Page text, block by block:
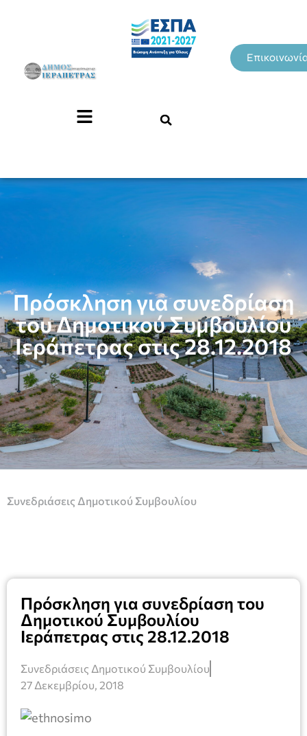
Πρόσκληση για συνεδρίαση
του Δημοτικού Συμβουλίου
Ιεράπετρας στις 28.12.2018
Συνεδριάσεις Δημοτικού Συμβουλίου
Πρόσκληση για συνεδρίαση του
Δημοτικού Συμβουλίου
Ιεράπετρας στις 28.12.2018
Συνεδριάσεις Δημοτικού Συμβουλίου
27 Δεκεμβρίου, 2018